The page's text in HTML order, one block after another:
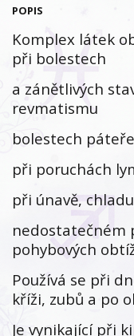
POPIS
Komplex látek
při bolestech
a zánětlivých
revmatismu
bolestech
při poruchách
při únavě,
nedostatečném
pohybových
Používá se při
kříži, zubů a po
Je vynikající při